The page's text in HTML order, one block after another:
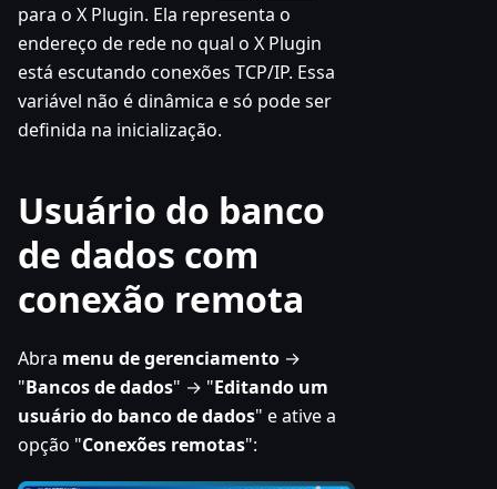
para o X Plugin. Ela representa o
endereço de rede no qual o X Plugin
está escutando conexões TCP/IP. Essa
variável não é dinâmica e só pode ser
definida na inicialização.
Usuário do banco
de dados com
conexão remota
Abra menu de gerenciamento →
"Bancos de dados" → "Editando um
usuário do banco de dados" e ative a
opção "Conexões remotas":